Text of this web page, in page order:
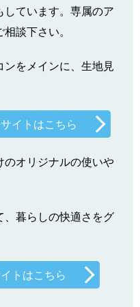
ています。専属のア
談下さい。
ンをメインに、生地見
イトはこちら
のオリジナルの使いや
、暮らしの快適さをグ
トはこちら